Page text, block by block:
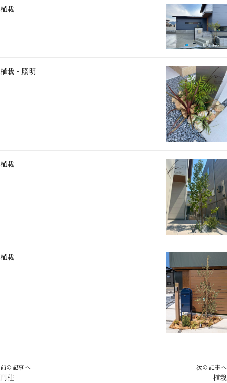
植栽
植栽・照明
植栽
植栽
前の記事へ
門柱
次の記事へ
植栽